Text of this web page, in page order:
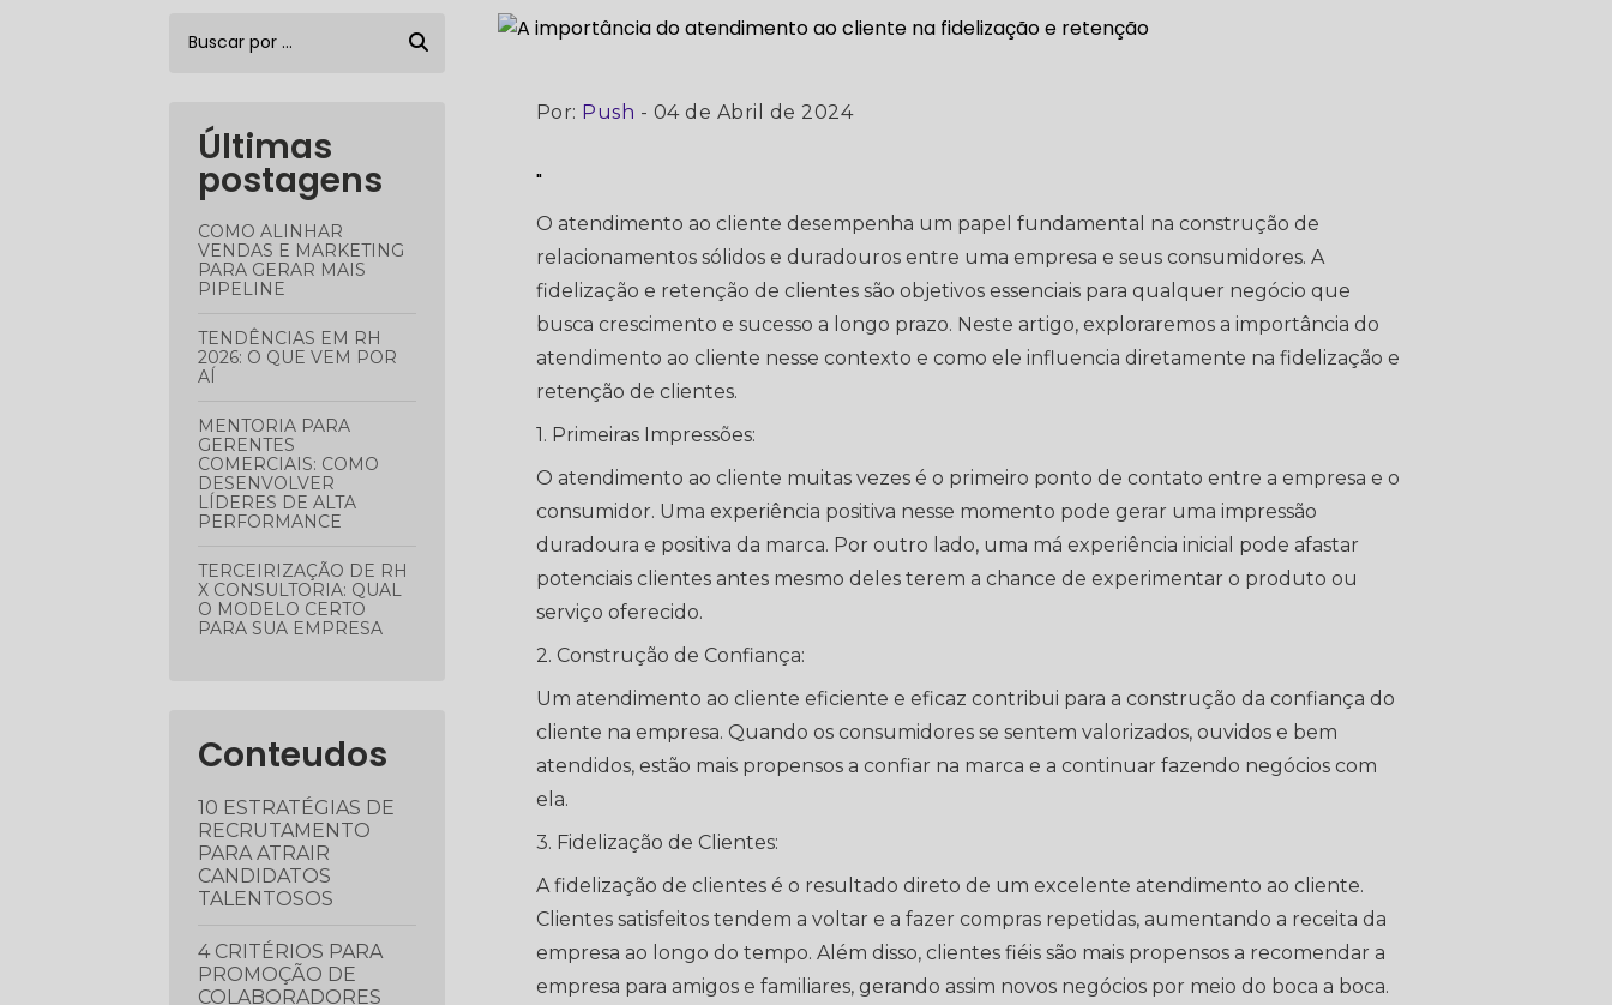
Últimas
postagens
COMO ALINHAR
VENDAS E MARKETING
PARA GERAR MAIS
PIPELINE
TENDÊNCIAS EM RH
2026: O QUE VEM POR
AÍ
MENTORIA PARA
GERENTES
COMERCIAIS: COMO
DESENVOLVER
LÍDERES DE ALTA
PERFORMANCE
TERCEIRIZAÇÃO DE RH
X CONSULTORIA: QUAL
O MODELO CERTO
PARA SUA EMPRESA
Conteudos
10 ESTRATÉGIAS DE
RECRUTAMENTO
PARA ATRAIR
CANDIDATOS
TALENTOSOS
4 CRITÉRIOS PARA
PROMOÇÃO DE
COLABORADORES
Por: Push - 04 de Abril de 2024
"
O atendimento ao cliente desempenha um papel fundamental na construção de
relacionamentos sólidos e duradouros entre uma empresa e seus consumidores. A
fidelização e retenção de clientes são objetivos essenciais para qualquer negócio que
busca crescimento e sucesso a longo prazo. Neste artigo, exploraremos a importância do
atendimento ao cliente nesse contexto e como ele influencia diretamente na fidelização e
retenção de clientes.
1. Primeiras Impressões:
O atendimento ao cliente muitas vezes é o primeiro ponto de contato entre a empresa e o
consumidor. Uma experiência positiva nesse momento pode gerar uma impressão
duradoura e positiva da marca. Por outro lado, uma má experiência inicial pode afastar
potenciais clientes antes mesmo deles terem a chance de experimentar o produto ou
serviço oferecido.
2. Construção de Confiança:
Um atendimento ao cliente eficiente e eficaz contribui para a construção da confiança do
cliente na empresa. Quando os consumidores se sentem valorizados, ouvidos e bem
atendidos, estão mais propensos a confiar na marca e a continuar fazendo negócios com
ela.
3. Fidelização de Clientes:
A fidelização de clientes é o resultado direto de um excelente atendimento ao cliente.
Clientes satisfeitos tendem a voltar e a fazer compras repetidas, aumentando a receita da
empresa ao longo do tempo. Além disso, clientes fiéis são mais propensos a recomendar a
empresa para amigos e familiares, gerando assim novos negócios por meio do boca a boca.